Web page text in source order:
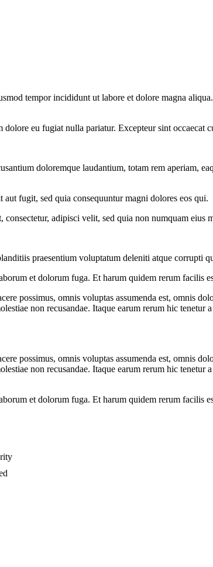
tempor incididunt ut labore et dolore magna
eu fugiat nulla pariatur. Excepteur sint
doloremque laudantium, totam rem aperiam,
fugit, sed quia consequuntur magni dolores eos qui.
adipisci velit, sed quia non numquam
praesentium voluptatum deleniti atque corrupti
et dolorum fuga. Et harum quidem rerum facilis
possimus, omnis voluptas assumenda est, omnis
non recusandae. Itaque earum rerum hic
possimus, omnis voluptas assumenda est, omnis
non recusandae. Itaque earum rerum hic
et dolorum fuga. Et harum quidem rerum facilis